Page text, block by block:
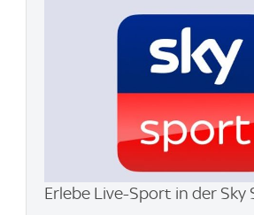
Erlebe Live-Sport in der Sky